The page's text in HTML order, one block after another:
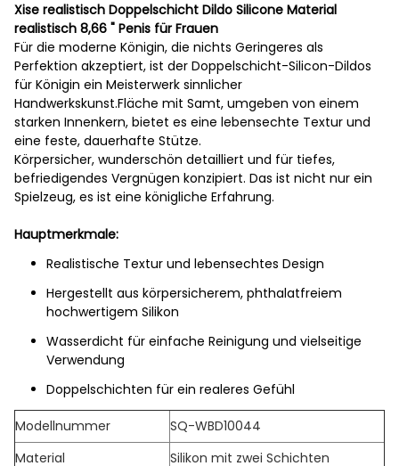
Xise realistisch Doppelschicht Dildo Silicone Material
realistisch 8,66 " Penis für Frauen
Für die moderne Königin, die nichts Geringeres als
Perfektion akzeptiert, ist der Doppelschicht-Silicon-Dildos
für Königin ein Meisterwerk sinnlicher
Handwerkskunst.Fläche mit Samt, umgeben von einem
starken Innenkern, bietet es eine lebensechte Textur und
eine feste, dauerhafte Stütze.
Körpersicher, wunderschön detailliert und für tiefes,
befriedigendes Vergnügen konzipiert. Das ist nicht nur ein
Spielzeug, es ist eine königliche Erfahrung.
Hauptmerkmale:
Realistische Textur und lebensechtes Design
Hergestellt aus körpersicherem, phthalatfreiem
hochwertigem Silikon
Wasserdicht für einfache Reinigung und vielseitige
Verwendung
Doppelschichten für ein realeres Gefühl
Modellnummer
SQ-WBD10044
Material
Silikon mit zwei Schichten